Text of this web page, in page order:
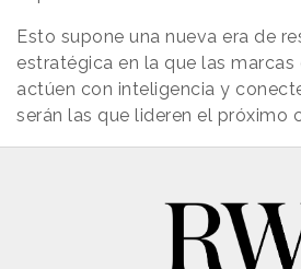
Esto supone una nueva era de
estratégica en la que las marcas
actúen con inteligencia y
serán las que lideren el próximo